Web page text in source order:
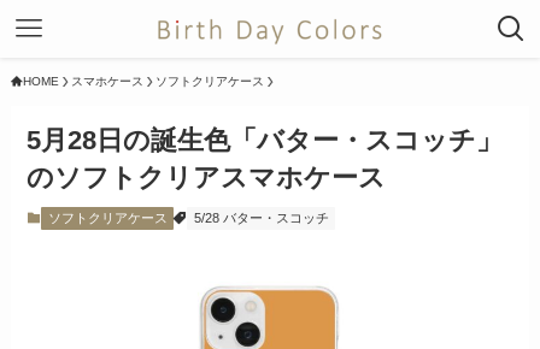
HOME スマホケース ソフトクリアケース
5月28日の誕生色「バター・スコッチ」
のソフトクリアスマホケース
ソフトクリアケース 5/28 バター・スコッチ